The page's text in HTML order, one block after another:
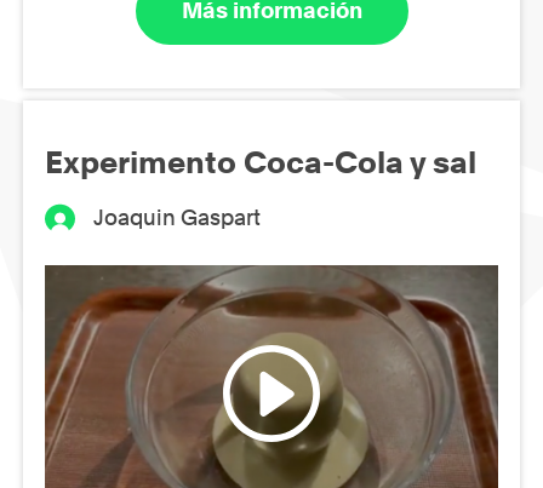
Más información
Experimento Coca-Cola y sal
Joaquin Gaspart